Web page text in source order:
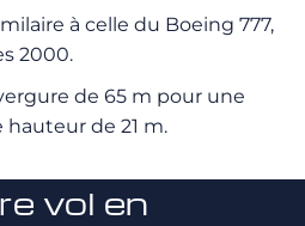
à celle du Boeing 777,
2000.
de 65 m pour une
de 21 m.
vol en